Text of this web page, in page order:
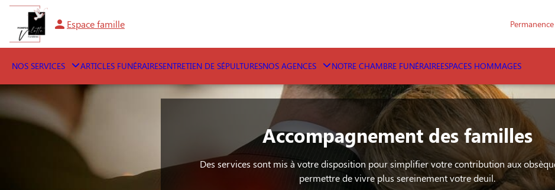
Espace famille
NOS SERVICES ARTICLES FUNÉRAIRESENTRETIEN DE SÉPULTURESNOS AGENCES NOTRE CHAMBRE FUNÉRAIREESPACES HOMMAGES
Accompagnement des familles
Des services sont mis à votre disposition pour simplifier votre contribution aux
permettre de vivre plus sereinement votre deuil.